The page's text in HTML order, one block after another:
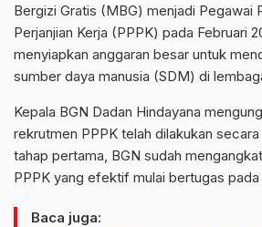
Bergizi Gratis (MBG) menjadi Pegawai
Perjanjian Kerja (PPPK) pada Februari
menyiapkan anggaran besar untuk
sumber daya manusia (SDM) di
Kepala BGN Dadan Hindayana
rekrutmen PPPK telah dilakukan
tahap pertama, BGN sudah
PPPK yang efektif mulai bertugas pada
Baca juga: